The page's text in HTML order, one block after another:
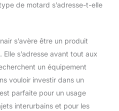
de motard s’adresse-t-elle
s’avère être un produit
s’adresse avant tout aux
un équipement
vouloir investir dans un
parfaite pour un usage
interurbains et pour les